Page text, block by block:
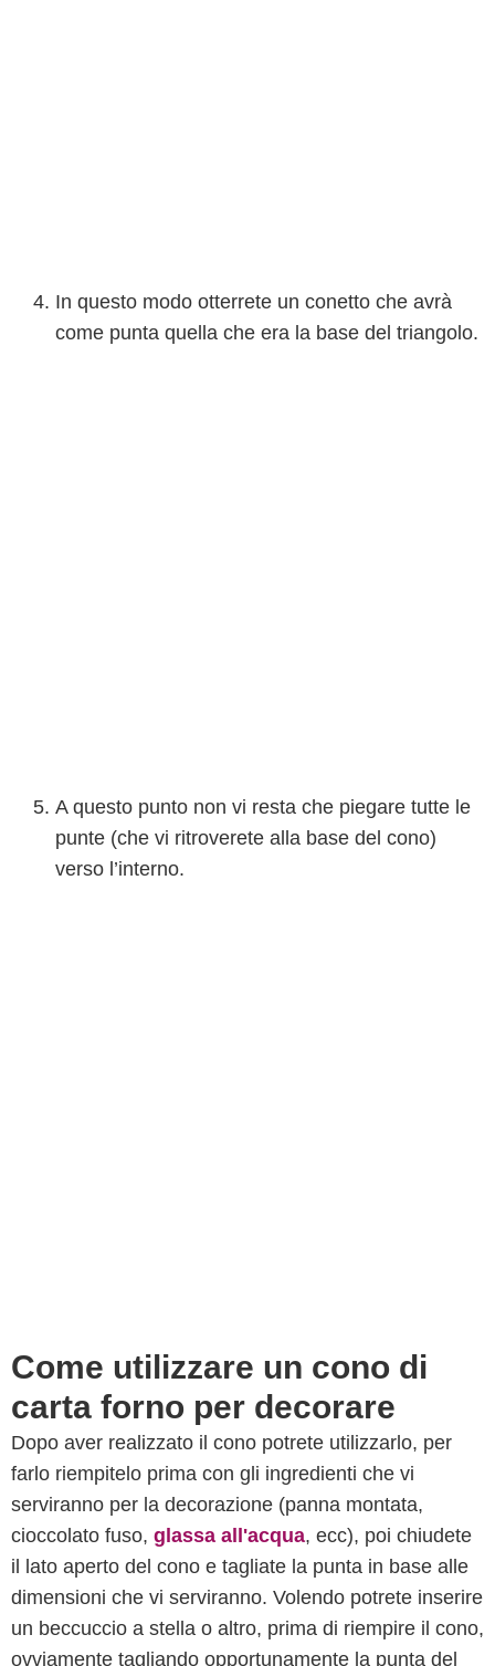
In questo modo otterrete un conetto che avrà
come punta quella che era la base del triangolo.
A questo punto non vi resta che piegare tutte le
punte (che vi ritroverete alla base del cono)
verso l’interno.
Come utilizzare un cono di
carta forno per decorare
Dopo aver realizzato il cono potrete utilizzarlo, per
farlo riempitelo prima con gli ingredienti che vi
serviranno per la decorazione (panna montata,
cioccolato fuso, glassa all'acqua, ecc), poi chiudete
il lato aperto del cono e tagliate la punta in base alle
dimensioni che vi serviranno. Volendo potrete inserire
un beccuccio a stella o altro, prima di riempire il cono,
ovviamente tagliando opportunamente la punta del